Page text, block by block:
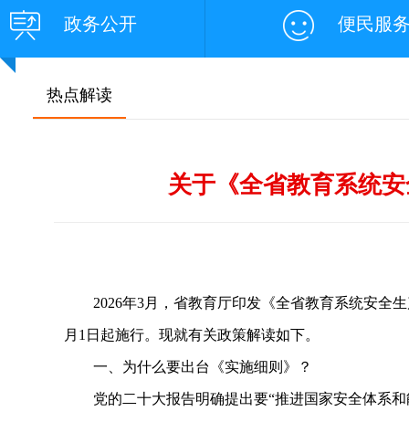
政务公开 便民服
热点解读
关于《全省教育系统
2026年3月，省教育厅印发《全省教育系统安全生
月1日起施行。现就有关政策解读如下。
一、为什么要出台《实施细则》？
党的二十大报告明确提出要“推进国家安全体系和